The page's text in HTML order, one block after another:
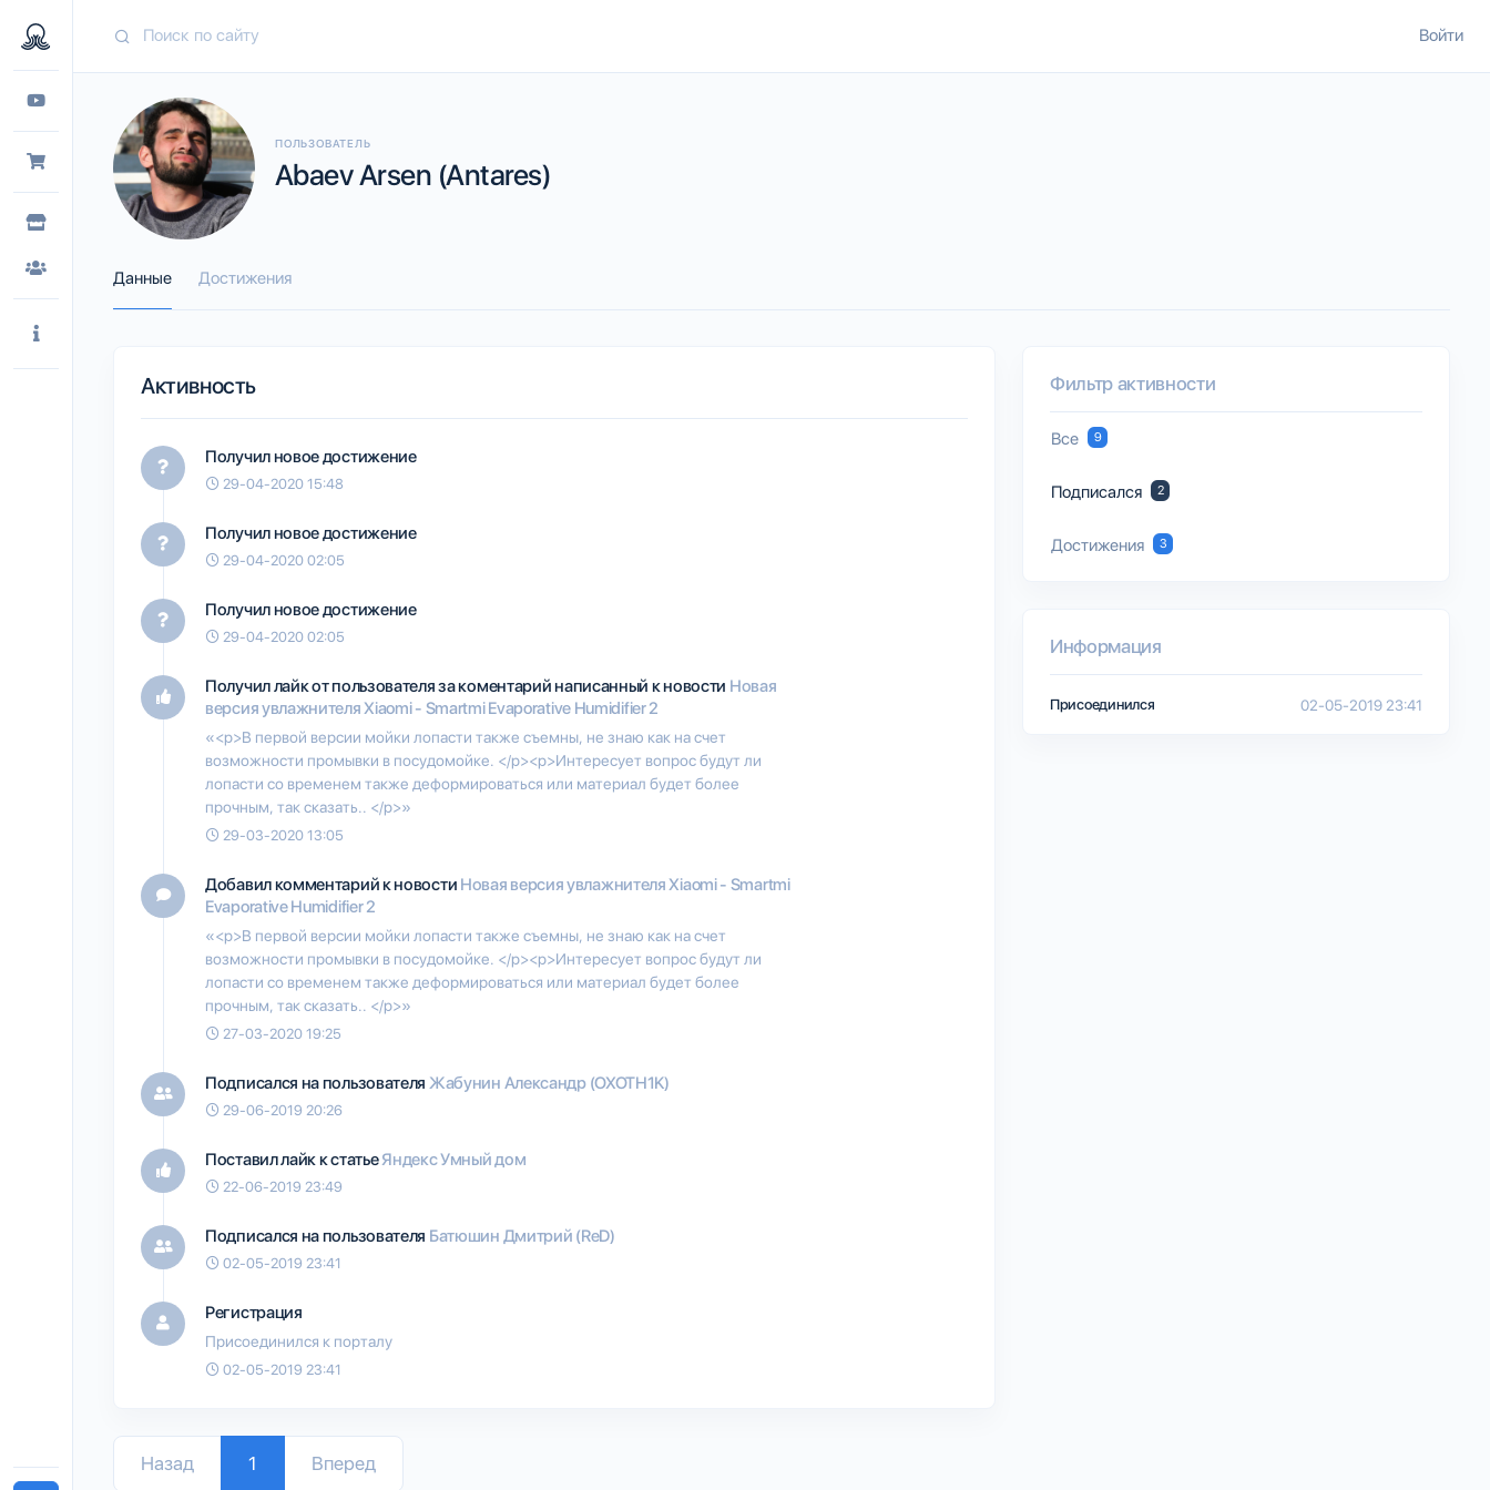
Войти
ПОЛЬЗОВАТЕЛЬ
Abaev Arsen (Antares)
Данные Достижения
Активность
Получил новое достижение
29-04-2020 15:48
Получил новое достижение
29-04-2020 02:05
Получил новое достижение
29-04-2020 02:05
Получил лайк от пользователяза коментарий написанный к новости Новая
версия увлажнителя Xiaomi - Smartmi Evaporative Humidifier 2
«<p>В первой версии мойки лопасти также съемны, не знаю как на счет
возможности промывки в посудомойке. </p><p>Интересует вопрос будут ли
лопасти со временем также деформироваться или материал будет более
прочным, так сказать.. </p>»
29-03-2020 13:05
Добавил комментарий к новости Новая версия увлажнителя Xiaomi - Smartmi
Evaporative Humidifier 2
«<p>В первой версии мойки лопасти также съемны, не знаю как на счет
возможности промывки в посудомойке. </p><p>Интересует вопрос будут ли
лопасти со временем также деформироваться или материал будет более
прочным, так сказать.. </p>»
27-03-2020 19:25
Подписался на пользователя Жабунин Александр (OXOTH1K)
29-06-2019 20:26
Поставил лайк к статьеЯндекс Умный дом
22-06-2019 23:49
Подписался на пользователя Батюшин Дмитрий (ReD)
02-05-2019 23:41
Регистрация
Присоединился к порталу
02-05-2019 23:41
Назад 1 Вперед
Фильтр активности
Все 9
Подписался 2
Достижения 3
Информация
Присоединился 02-05-2019 23:41